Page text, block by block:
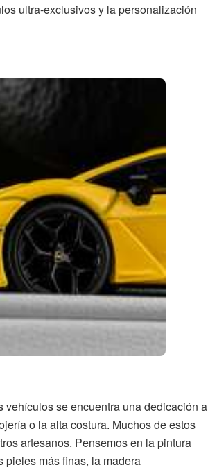
ultra-exclusivos y la personalización
se encuentra una dedicación a
o la alta costura. Muchos de estos
artesanos. Pensemos en la pintura
pieles más finas, la madera